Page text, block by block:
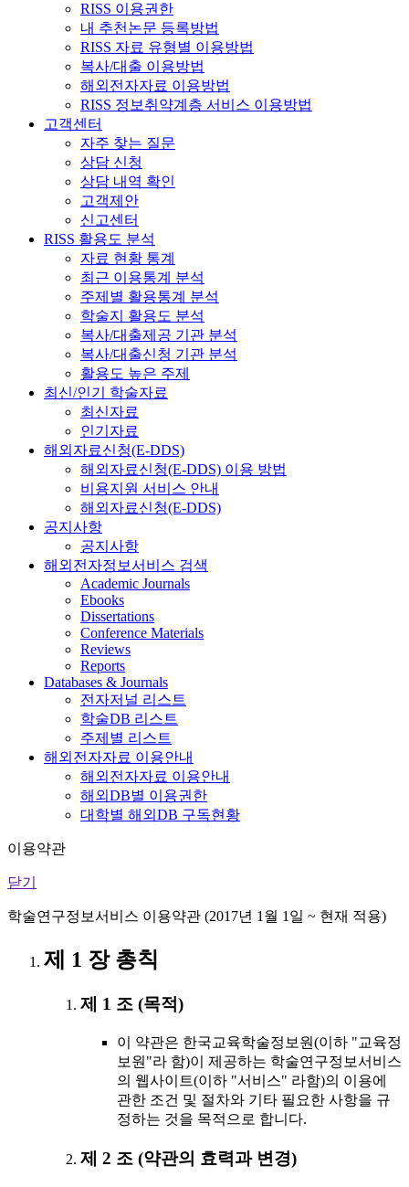
RISS 이용권한
내 추천논문 등록방법
RISS 자료 유형별 이용방법
복사/대출 이용방법
해외전자자료 이용방법
RISS 정보취약계층 서비스 이용방법
고객센터
자주 찾는 질문
상담 신청
상담 내역 확인
고객제안
신고센터
RISS 활용도 분석
자료 현황 통계
최근 이용통계 분석
주제별 활용통계 분석
학술지 활용도 분석
복사/대출제공 기관 분석
복사/대출신청 기관 분석
활용도 높은 주제
최신/인기 학술자료
최신자료
인기자료
해외자료신청(E-DDS)
해외자료신청(E-DDS) 이용 방법
비용지원 서비스 안내
해외자료신청(E-DDS)
공지사항
공지사항
해외전자정보서비스 검색
Academic Journals
Ebooks
Dissertations
Conference Materials
Reviews
Reports
Databases & Journals
전자저널 리스트
학술DB 리스트
주제별 리스트
해외전자자료 이용안내
해외전자자료 이용안내
해외DB별 이용권한
대학별 해외DB 구독현황
이용약관
닫기
학술연구정보서비스 이용약관 (2017년 1월 1일 ~ 현재 적용)
제 1 장 총칙
제 1 조 (목적)
이 약관은 한국교육학술정보원(이하 "교육정
보원"라 함)이 제공하는 학술연구정보서비스
의 웹사이트(이하 "서비스" 라함)의 이용에
관한 조건 및 절차와 기타 필요한 사항을 규
정하는 것을 목적으로 합니다.
제 2 조 (약관의 효력과 변경)